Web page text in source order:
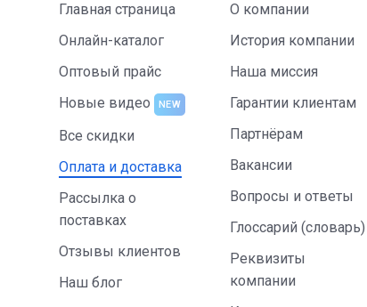
Главная страница
Онлайн-каталог
Оптовый прайс
Новые видео
NEW
Все скидки
Оплата и доставка
Рассылка о
поставках
Отзывы клиентов
Наш блог
О компании
История компании
Наша миссия
Гарантии клиентам
Партнёрам
Вакансии
Вопросы и ответы
Глоссарий (словарь)
Реквизиты
компании